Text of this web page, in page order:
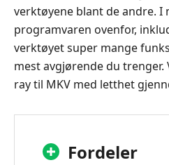
verktøyene blant de andre. I
programvaren ovenfor,
verktøyet super mange
mest avgjørende du
ray til MKV med letthet
Fordeler